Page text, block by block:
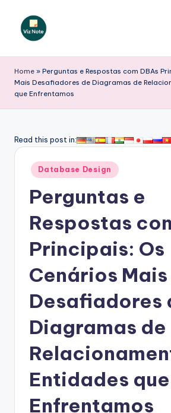
iz
N
o
e
A
Home » Perguntas e Respostas com DBAs
Mais Desafiadores de Diagramas de
que Enfrentamos
Read this post in:
Posted
in
Database Design
Perguntas e
Respostas
Principais: Os
Cenários Mais
Desafiadores
Diagramas de
Entidades que
Enfrentamos